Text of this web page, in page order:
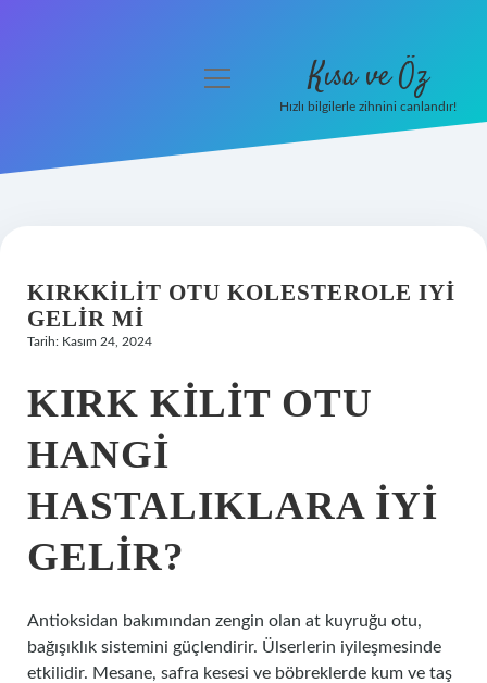
Hakkımızda
menüyü
Kısa ve Öz
Hızlı bilgilerle zihnini canlandır!
KIRKKILIT OTU KOLESTEROLE IYI
GELIR MI
Tarih: Kasım 24, 2024
KIRK KILIT OTU
HANGI
HASTALIKLARA IYI
GELIR?
Antioksidan bakımından zengin olan at kuyruğu otu,
bağışıklık sistemini güçlendirir. Ülserlerin iyileşmesinde
etkilidir. Mesane, safra kesesi ve böbreklerde kum ve taş